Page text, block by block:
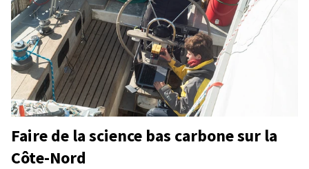
Faire de la science bas carbone sur la
Côte-Nord